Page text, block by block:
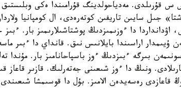
ج ش س قۇرىلدى. مەدياحولدينگ قۇرامىندا ەكى
دا ءوزىمىزدىڭ پوشتاشىلارىمىز بار. ءبىز
ۇيىمدار اراسىندا بايلانىس نىق. قانداي دا ءبىر
بىرگە ءبىزدىڭ ءوز باسپاحانامىز بار. مۇندا
ونىڭ دا ءوز شىعىنى جەتەرلىك. قازىر قاعاز
قاعازدى رەسەيدەن الامىز. بۇل دا قوسىمشا شىعىندى